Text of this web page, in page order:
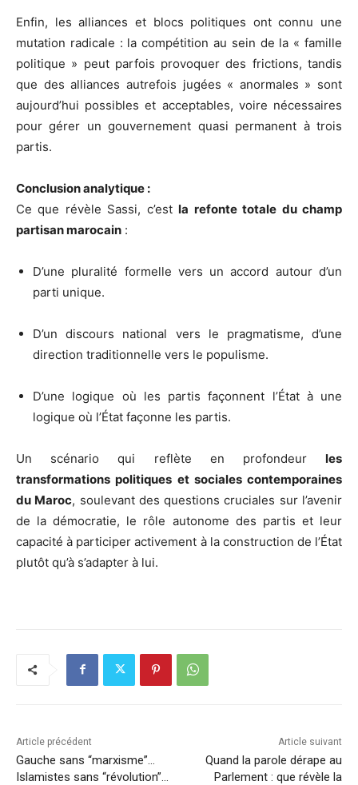
Enfin, les alliances et blocs politiques ont connu une
mutation radicale : la compétition au sein de la « famille
politique » peut parfois provoquer des frictions, tandis
que des alliances autrefois jugées « anormales » sont
aujourd’hui possibles et acceptables, voire nécessaires
pour gérer un gouvernement quasi permanent à trois
partis.
Conclusion analytique :
Ce que révèle Sassi, c’estla refonte totale du champ
partisan marocain :
D’une pluralité formelle vers un accord autour d’un
parti unique.
D’un discours national vers le pragmatisme, d’une
direction traditionnelle vers le populisme.
D’une logique où les partis façonnent l’État à une
logique où l’État façonne les partis.
Un scénario qui reflète en profondeur les
transformations politiques et sociales contemporaines
du Maroc, soulevant des questions cruciales sur l’avenir
de la démocratie, le rôle autonome des partis et leur
capacité à participer activement à la construction de l’État
plutôt qu’à s’adapter à lui.
Article précédent
Gauche sans “marxisme”…
Islamistes sans “révolution”…
Article suivant
Quand la parole dérape au
Parlement : que révèle la